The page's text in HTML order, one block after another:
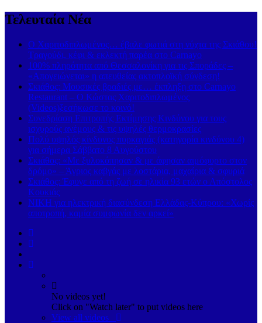
Τελευταία Νέα
Ο Χαριτοδιπλωμένος… έβαλε φωτιά στη νύχτα της Σκιάθου!
Τραγούδι, κέφι & εκλεκτή παρέα στο Carnayo
100% πληρότητα από Θεσσαλονίκη για τις Σποράδες –
«Απογειώνεται» η απευθείας ακτοπλοϊκή σύνδεση!
Σκιάθος: Μουσικές βραδιές με… έκπληξη στο Carnayo
Restaurant – Ο Κώστας Χαριτοδιπλωμένος
(Videos)ξεσήκωσε το κοινό!
Συνεδρίαση Επιτροπής Εκτίμησης Κινδύνου για τους
ισχυρούς ανέμους & τις υψηλές θερμοκρασίες
Πολύ υψηλός κίνδυνος πυρκαγιάς (κατηγορία κινδύνου 4)
για σήμερα Σάββατο 8 Αυγούστου
Σκιάθος: «Με ξυλοκόπησαν & με άφησαν αιμόφυρτο στον
δρόμο» – Άγριος καβγάς με λοστάρια, μαχαίρια & σφυριά
Σκιάθος: Έφυγε από τη ζωή σε ηλικία 93 ετών ο Απόστολος
Κουκιάς
ΝΙΚΗ για ηλεκτρική διασύνδεση Ελλάδας-Κύπρου: «Χωρίς
αποτροπή, καμία συμφωνία δεν αρκεί»
No videos yet!
Click on "Watch later" to put videos here
View all videos